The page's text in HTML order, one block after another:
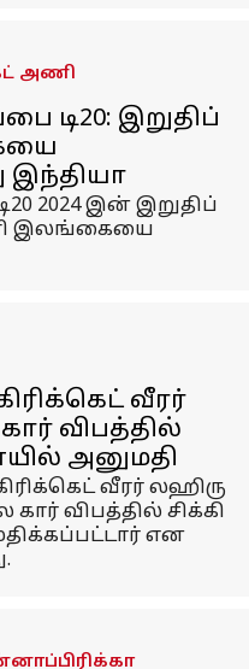
அணி
டி20: இறுதிப்
இந்தியா
2024 இன் இறுதிப்
இலங்கையை
வீரர்
விபத்தில்
அனுமதி
வீரர் லஹிரு
விபத்தில் சிக்கி
என